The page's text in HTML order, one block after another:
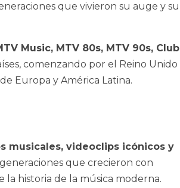
que vivieron su auge y su
Music, MTV 80s, MTV 90s, Club
comenzando por el Reino Unido
Europa y América Latina.
musicales, videoclips icónicos y
que crecieron con
la historia de la música moderna.